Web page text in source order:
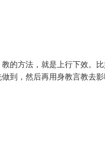
的方法，就是上行下效。
到，然后再用身教言教去